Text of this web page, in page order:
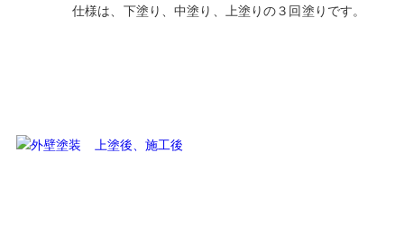
仕様は、下塗り、中塗り、上塗りの３回塗りです。